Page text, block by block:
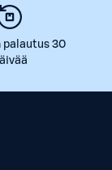
palautus 30